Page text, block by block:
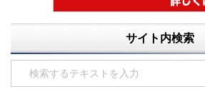
サイト内検索